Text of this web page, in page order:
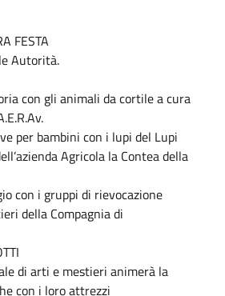
FESTA
Autorità.
con gli animali da cortile a cura
per bambini con i lupi del Lupi
Agricola la Contea della
con i gruppi di rievocazione
della Compagnia di
di arti e mestieri animerà la
con i loro attrezzi